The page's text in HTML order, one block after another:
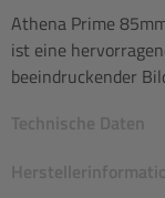
Athena Prime
ist eine
beeindruckender
Technische Daten